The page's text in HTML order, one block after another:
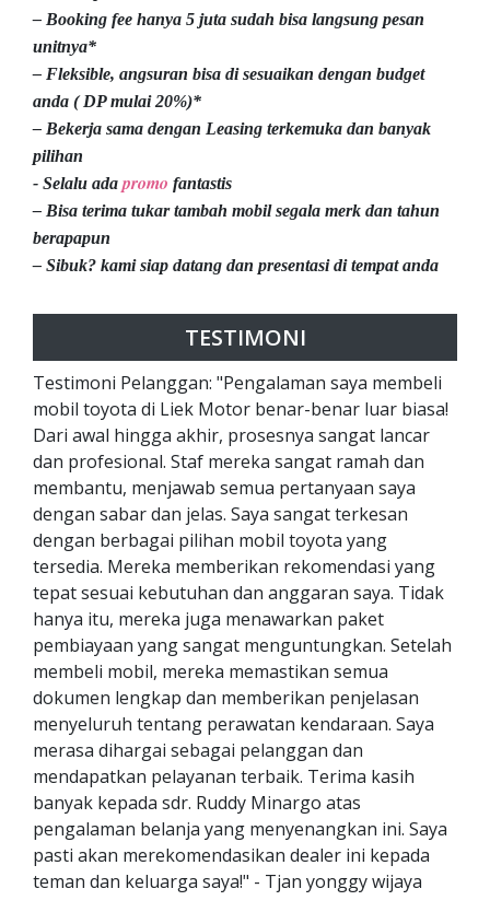
– Booking fee hanya 5 juta sudah bisa langsung pesan
unitnya*
– Fleksible, angsuran bisa di sesuaikan dengan budget
anda ( DP mulai 20%)*
– Bekerja sama dengan Leasing terkemuka dan banyak
pilihan
- Selalu adapromo fantastis
– Bisa terima tukar tambah mobil segala merk dan tahun
berapapun
– Sibuk? kami siap datang dan presentasi di tempat anda
TESTIMONI
Testimoni Pelanggan: "Pengalaman saya membeli
mobil toyota di Liek Motor benar-benar luar biasa!
Dari awal hingga akhir, prosesnya sangat lancar
dan profesional. Staf mereka sangat ramah dan
membantu, menjawab semua pertanyaan saya
dengan sabar dan jelas. Saya sangat terkesan
dengan berbagai pilihan mobil toyota yang
tersedia. Mereka memberikan rekomendasi yang
tepat sesuai kebutuhan dan anggaran saya. Tidak
hanya itu, mereka juga menawarkan paket
pembiayaan yang sangat menguntungkan. Setelah
membeli mobil, mereka memastikan semua
dokumen lengkap dan memberikan penjelasan
menyeluruh tentang perawatan kendaraan. Saya
merasa dihargai sebagai pelanggan dan
mendapatkan pelayanan terbaik. Terima kasih
banyak kepada sdr. Ruddy Minargo atas
pengalaman belanja yang menyenangkan ini. Saya
pasti akan merekomendasikan dealer ini kepada
teman dan keluarga saya!" - Tjan yonggy wijaya